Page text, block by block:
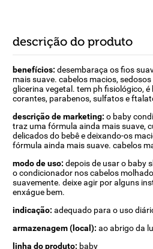
descrição do produto
benefícios: desembaraça os fios
mais suave. cabelos macios,
glicerina vegetal. tem ph fisiológico, é
corantes, parabenos, sulfatos e
descrição de marketing: o baby
traz uma fórmula ainda mais suave,
delicados do bebê e deixando-os
fórmula ainda mais suave. cabelos
modo de uso: depois de usar o baby
o condicionador nos cabelos
suavemente. deixe agir por alguns
enxágue bem.
indicação: adequado para o uso
armazenagem (local): ao abrigo da
linha do produto: baby